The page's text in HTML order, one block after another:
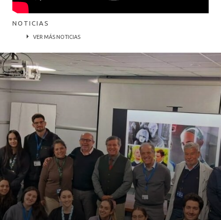
NOTICIAS
VER MÁS NOTICIAS